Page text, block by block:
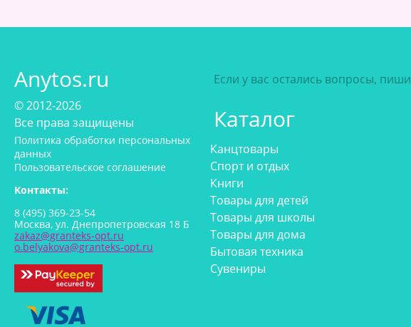
Anytos.ru
© 2012-2026
Все права защищены
Политика обработки персональных
данных
Пользовательское соглашение
Контакты:
8 (495) 369-23-54
Москва, ул. Днепропетровская 18 Б
zakaz@granteks-opt.ru
o.belyakova@granteks-opt.ru
Если у вас остались вопросы,
Каталог
Канцтовары
Спорт и отдых
Книги
Товары для детей
Товары для школы
Товары для дома
Бытовая техника
Сувениры